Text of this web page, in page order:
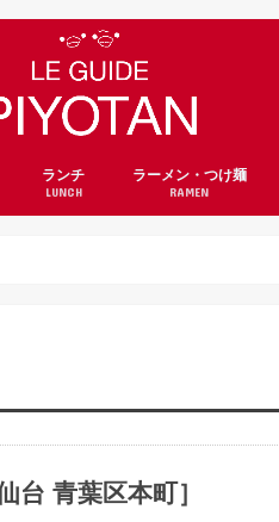
ランチ
LUNCH
ラーメン・つけ麺
RAMEN
青葉区本町］